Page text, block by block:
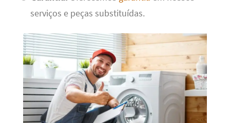
serviços e peças substituídas.